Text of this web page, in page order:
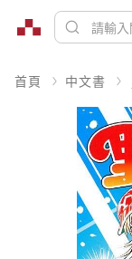
首頁 中文書